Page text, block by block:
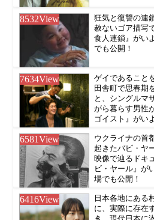
8532View
狂気と復讐の連
赦ないゴア描写
食人連鎖』がい
でも公開！
7634View
ゲイであること
田舎町で思春期
と、シングルマ
がら暮らす男性
ゴイスト』がい
6581View
ウクライナの首
起きたバビ・ヤ
映像で辿るドキ
ビ・ヤール』が
場でも公開！
6416View
日本各地にある
に、実際に存在